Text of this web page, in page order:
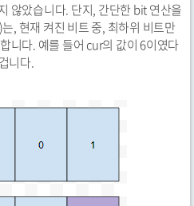
않았습니다. 단지, 간단한 bit 연산을
, 현재 켜진 비트 중, 최하위 비트만
니다. 예를 들어 cur의 값이 6이였다
니다.